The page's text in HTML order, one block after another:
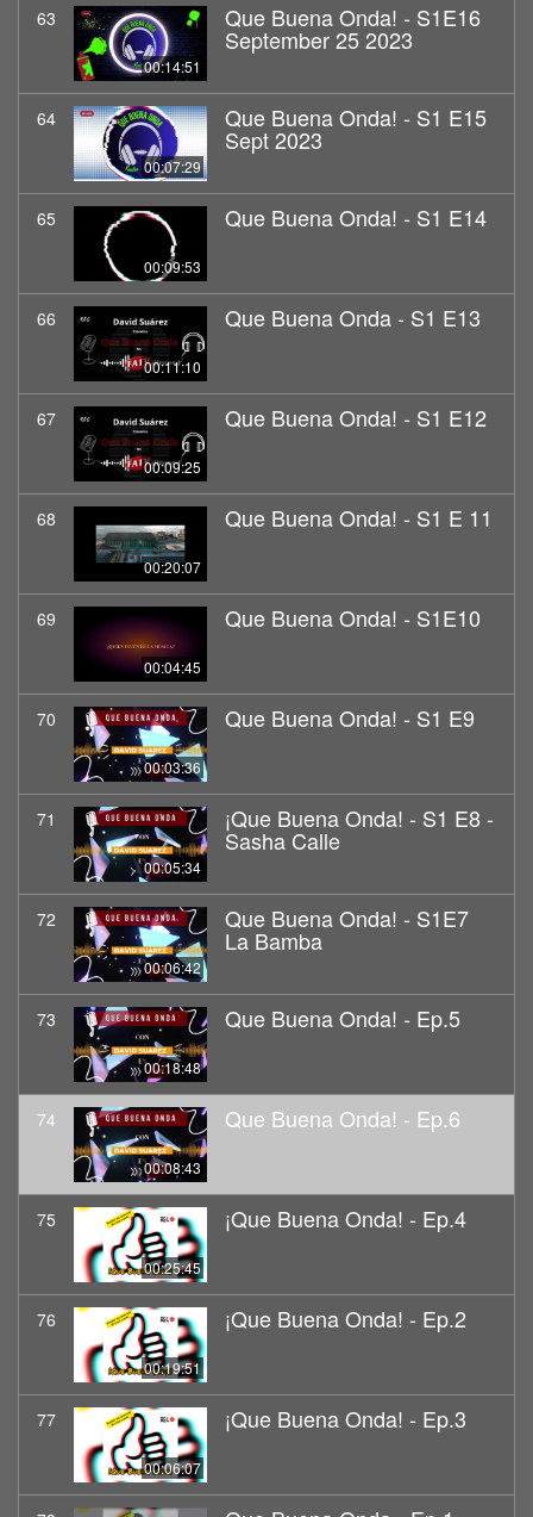
63
00:14:51
Que Buena Onda! - S1E16
September 25 2023
64
00:07:29
Que Buena Onda! - S1 E15
Sept 2023
65
00:09:53
Que Buena Onda! - S1 E14
66
00:11:10
Que Buena Onda - S1 E13
67
00:09:25
Que Buena Onda! - S1 E12
68
00:20:07
Que Buena Onda! - S1 E 11
69
00:04:45
Que Buena Onda! - S1E10
70
00:03:36
Que Buena Onda! - S1 E9
71
00:05:34
¡Que Buena Onda! - S1 E8 -
Sasha Calle
72
00:06:42
Que Buena Onda! - S1E7
La Bamba
73
00:18:48
Que Buena Onda! - Ep.5
74
00:08:43
Que Buena Onda! - Ep.6
75
00:25:45
¡Que Buena Onda! - Ep.4
76
00:19:51
¡Que Buena Onda! - Ep.2
77
00:06:07
¡Que Buena Onda! - Ep.3